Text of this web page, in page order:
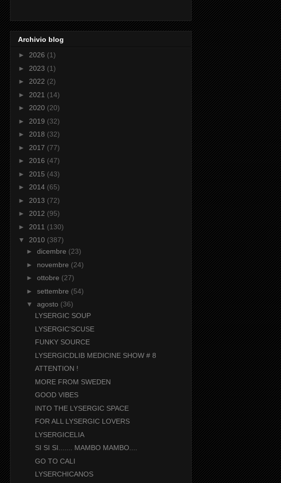
Archivio blog
► 2026 (1)
► 2023 (1)
► 2022 (2)
► 2021 (14)
► 2020 (20)
► 2019 (32)
► 2018 (32)
► 2017 (77)
► 2016 (47)
► 2015 (43)
► 2014 (65)
► 2013 (72)
► 2012 (95)
► 2011 (130)
▼ 2010 (387)
►dicembre (23)
► novembre (24)
►ottobre (27)
►settembre (54)
▼agosto (36)
LYSERGIC SOUP
LYSERGIC'SCUSE
FUNKY SOURCE
LYSERGICDLIB MEDICINE SHOW # 8
ATTENTION !
MORE FROM SWEDEN
GOOD VIBES
INTO THE LYSERGIC SPACE
FOR ALL LYSERGIC LOVERS
LYSERGICELIA
SI SI SI....... MAMBO MAMBO....
GO TO CALI
LYSERCHICANOS